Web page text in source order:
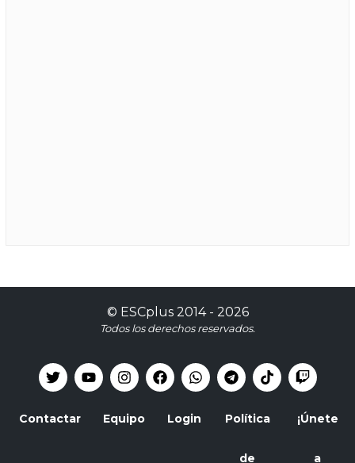
© ESCplus2014 - 2026
Todos los derechos reservados.
Contactar Equipo Login Política
de
¡Únete
a